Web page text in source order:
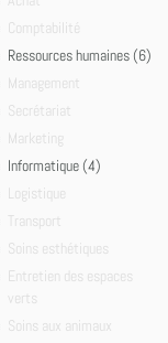
Comptabilité
Ressources humaines (6)
Management
Secrétariat
Marketing
Informatique (4)
Logistique
Transport
Soins esthétiques
Entretien des espaces
verts
Soins aux animaux